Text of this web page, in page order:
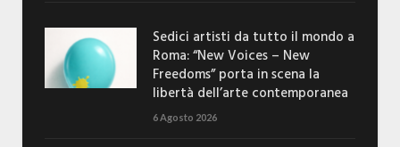
Sedici artisti da tutto il mondo a
Roma: “New Voices – New
Freedoms” porta in scena la
libertà dell’arte contemporanea
6 Agosto 2026